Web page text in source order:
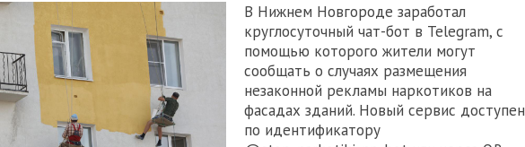
В Нижнем Новгороде заработал
круглосуточный чат-бот в Telegram, с
помощью которого жители могут
сообщать о случаях размещения
незаконной рекламы наркотиков на
фасадах зданий. Новый сервис доступен
по идентификатору